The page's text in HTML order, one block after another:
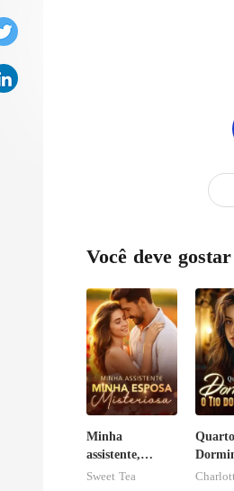
Você deve gostar
Minha
assistente,
minha esposa
Sweet Tea
o Tio